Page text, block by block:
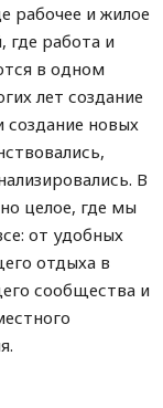
рабочее и жилое
где работа и
в одном
лет создание
создание новых
В
целое, где мы
от удобных
отдыха в
сообщества и